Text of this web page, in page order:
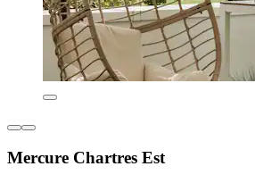
Mercure Chartres Est